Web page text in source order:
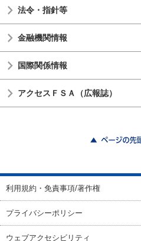
法令・指針等
金融機関情報
国際関係情報
アクセスＦＳＡ（広報誌）
利用規約・免責事項/著作権
プライバシーポリシー
ウェブアクセシビリティ